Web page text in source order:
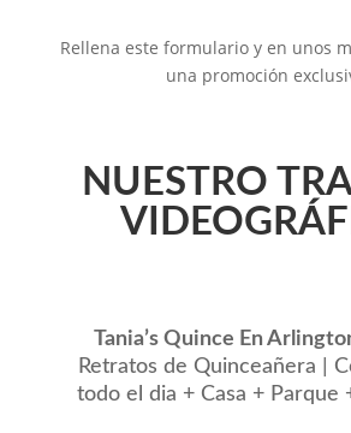
Rellena este formulario y en unos
una promoción
NUESTRO
Tania’s Quince En
Retratos de Quinceañera |
todo el dia + Casa + Parque